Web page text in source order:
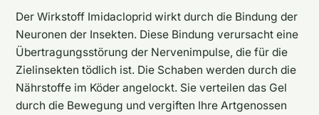
Der Wirkstoff Imidacloprid wirkt durch die Bindung der
Neuronen der Insekten. Diese Bindung verursacht eine
Übertragungsstörung der Nervenimpulse, die für die
Zielinsekten tödlich ist. Die Schaben werden durch die
Nährstoffe im Köder angelockt. Sie verteilen das Gel
durch die Bewegung und vergiften Ihre Artgenossen